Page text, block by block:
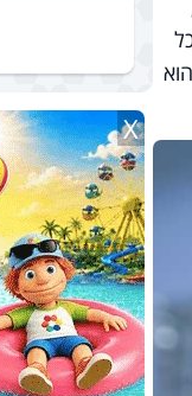
X